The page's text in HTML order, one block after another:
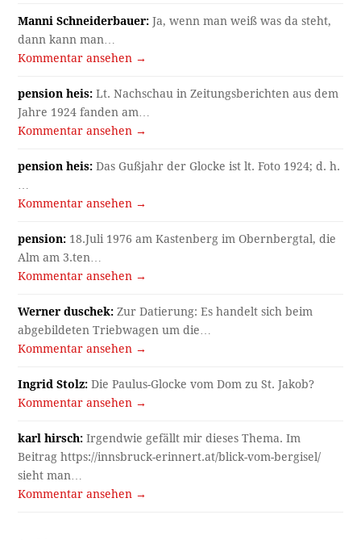
Manni Schneiderbauer: Ja, wenn man weiß was da steht,
dann kann man…
Kommentar ansehen →
pension heis: Lt. Nachschau in Zeitungsberichten aus dem
Jahre 1924 fanden am…
Kommentar ansehen →
pension heis: Das Gußjahr der Glocke ist lt. Foto 1924; d. h.
Kommentar ansehen →
pension: 18.Juli 1976 am Kastenberg im Obernbergtal, die
Alm am 3.ten…
Kommentar ansehen →
Werner duschek: Zur Datierung: Es handelt sich beim
abgebildeten Triebwagen um die…
Kommentar ansehen →
Ingrid Stolz: Die Paulus-Glocke vom Dom zu St. Jakob?
Kommentar ansehen →
karl hirsch: Irgendwie gefällt mir dieses Thema. Im
Beitrag https://innsbruck-erinnert.at/blick-vom-bergisel/
sieht man…
Kommentar ansehen →